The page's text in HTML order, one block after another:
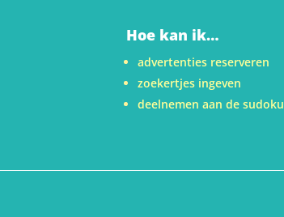
Hoe kan ik…
advertenties reserveren
zoekertjes ingeven
deelnemen aan de sudoku